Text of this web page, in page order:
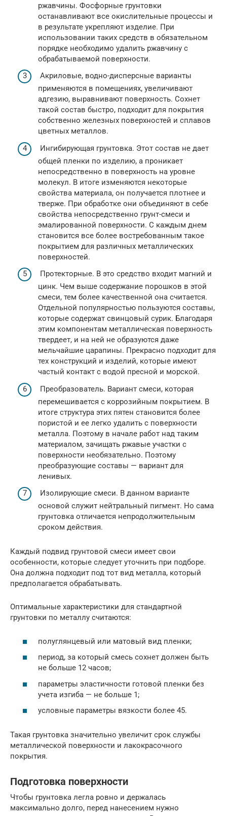
ржавчины. Фосфорные грунтовки
останавливают все окислительные процессы и
в результате укрепляют изделие. При
использовании таких средств в обязательном
порядке необходимо удалить ржавчину с
обрабатываемой поверхности.
Акриловые, водно-дисперсные варианты
применяются в помещениях, увеличивают
адгезию, выравнивают поверхность. Сохнет
такой состав быстро, подходит для покрытия
собственно железных поверхностей и сплавов
цветных металлов.
Ингибирующая грунтовка. Этот состав не дает
общей пленки по изделию, а проникает
непосредственно в поверхность на уровне
молекул. В итоге изменяются некоторые
свойства материала, он получается плотнее и
тверже. При обработке они объединяют в себе
свойства непосредственно грунт-смеси и
эмалированной поверхности. С каждым днем
становится все более востребованным такое
покрытием для различных металлических
поверхностей.
Протекторные. В это средство входит магний и
цинк. Чем выше содержание порошков в этой
смеси, тем более качественной она считается.
Отдельной популярностью пользуются составы,
которые содержат свинцовый сурик. Благодаря
этим компонентам металлическая поверхность
твердеет, и на ней не образуются даже
мельчайшие царапины. Прекрасно подходит для
тех конструкций и изделий, которые имеют
частый контакт с водой пресной и морской.
Преобразователь. Вариант смеси, которая
перемешивается с коррозийным покрытием. В
итоге структура этих пятен становится более
пористой и ее легко удалить с поверхности
металла. Поэтому в начале работ над таким
материалом, зачищать ржавые участки с
поверхности необязательно. Поэтому
преобразующие составы — вариант для
ленивых.
Изолирующие смеси. В данном варианте
основой служит нейтральный пигмент. Но сама
грунтовка отличается непродолжительным
сроком действия.
Каждый подвид грунтовой смеси имеет свои
особенности, которые следует уточнить при подборе.
Она должна подходит под тот вид металла, который
предполагается обрабатывать.
Оптимальные характеристики для стандартной
грунтовки по металлу считаются:
полуглянцевый или матовый вид пленки;
период, за который смесь сохнет должен быть
не больше 12 часов;
параметры эластичности готовой пленки без
учета изгиба — не больше 1;
условные параметры вязкости более 45.
Такая грунтовка значительно увеличит срок службы
металлической поверхности и лакокрасочного
покрытия.
Подготовка поверхности
Чтобы грунтовка легла ровно и держалась
максимально долго, перед нанесением нужно